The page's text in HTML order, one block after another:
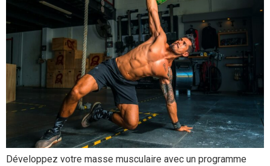
Développez votre masse musculaire avec un programme